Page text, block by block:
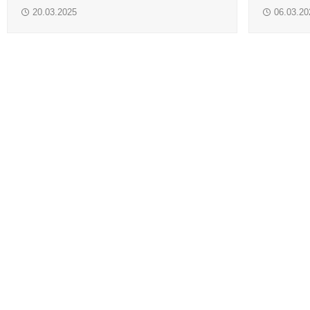
Краски системы смешения Pantone
20.03.2025